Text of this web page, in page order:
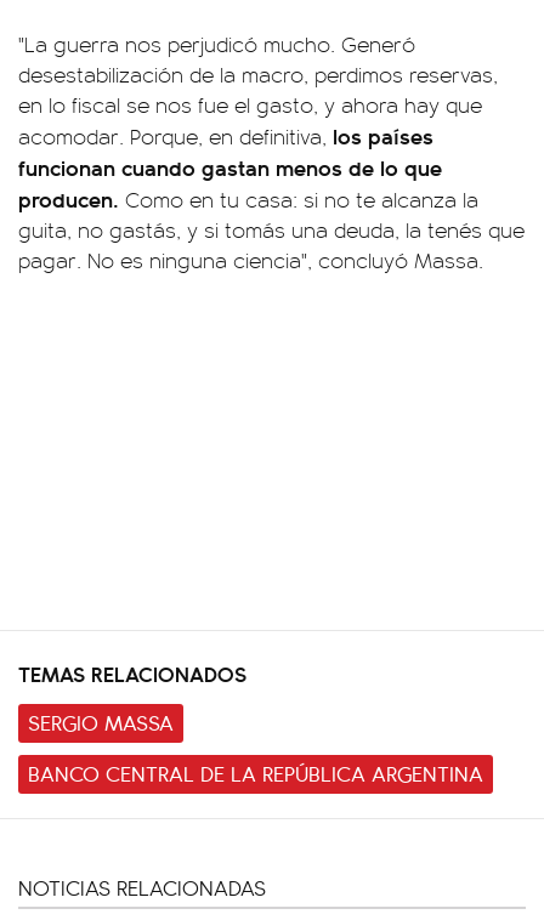
"La guerra nos perjudicó mucho. Generó
desestabilización de la macro, perdimos reservas,
en lo fiscal se nos fue el gasto, y ahora hay que
acomodar. Porque, en definitiva, los países
funcionan cuando gastan menos de lo que
producen. Como en tu casa: si no te alcanza la
guita, no gastás, y si tomás una deuda, la tenés que
pagar. No es ninguna ciencia", concluyó Massa.
TEMAS RELACIONADOS
SERGIO MASSA
BANCO CENTRAL DE LA REPÚBLICA ARGENTINA
NOTICIAS RELACIONADAS